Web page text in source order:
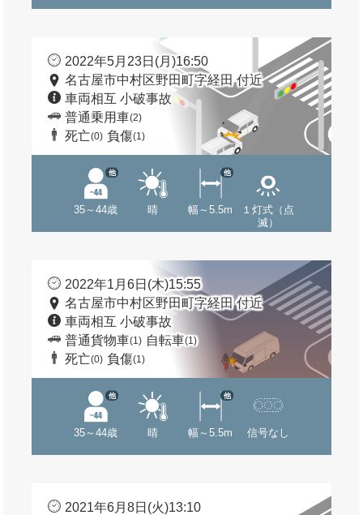
2022年5月23日(月)16:50
名古屋市中村区野田町字経田 付近
車両相互 小破事故
普通乗用車(2)
死亡(0) 負傷(1)
35～44歳
他
晴 幅～5.5m
他
１灯式（点
滅）
2022年1月6日(木)15:55
名古屋市中村区野田町字経田 付近
車両相互 小破事故
普通貨物車(1) 自転車(1)
死亡(0) 負傷(1)
35～44歳
他
晴 幅～5.5m
他
信号なし
2021年6月8日(火)13:10